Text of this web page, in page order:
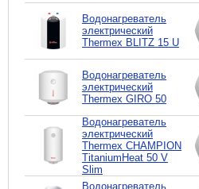
Водонагреватель
электрический
Thermex BLITZ 15 U
Водонагреватель
электрический
Thermex GIRO 50
Водонагреватель
электрический
Thermex CHAMPION
TitaniumHeat 50 V
Slim
Водонагреватель